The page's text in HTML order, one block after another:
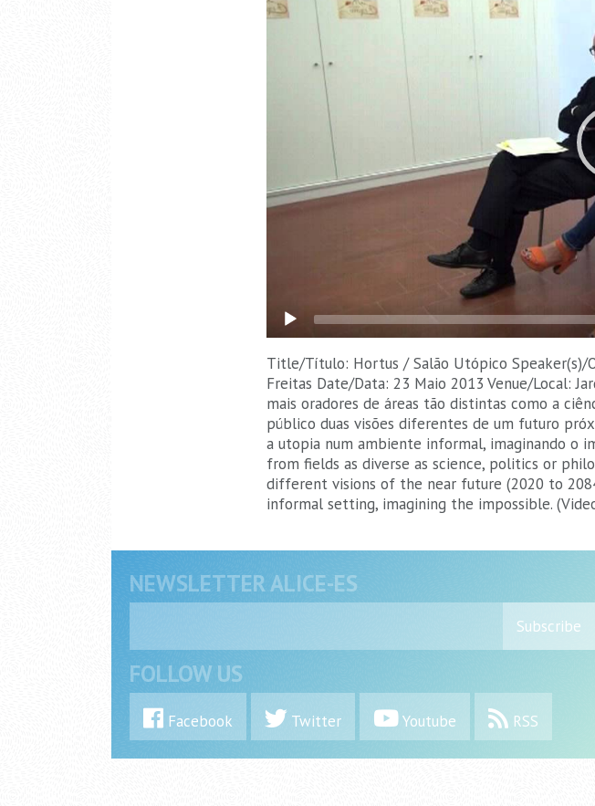
Title/Título: Hortus / Salão Utópico Speaker(s)/
Freitas Date/Data: 23 Maio 2013 Venue/Local:
mais oradores de áreas tão distintas como a
público duas visões diferentes de um futuro
a utopia num ambiente informal, imaginando o
from fields as diverse as science, politics or
different visions of the near future (2020 to
informal setting, imagining the impossible.
NEWSLETTER ALICE-ES
Subscribe
FOLLOW US
Facebook Twitter Youtube RSS